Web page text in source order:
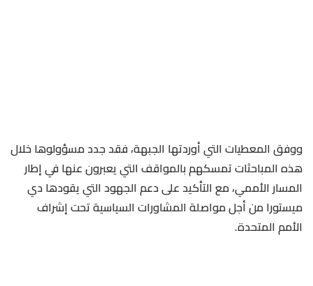
ووفق المعطيات التي أوردتها الجبهة، فقد جدد مسؤولوها خلال
هذه المباحثات تمسكهم بالمواقف التي يعبرون عنها في إطار
المسار الأممي، مع التأكيد على دعم الجهود التي يقودها دي
ميستورا من أجل مواصلة المشاورات السياسية تحت إشراف
الأمم المتحدة.